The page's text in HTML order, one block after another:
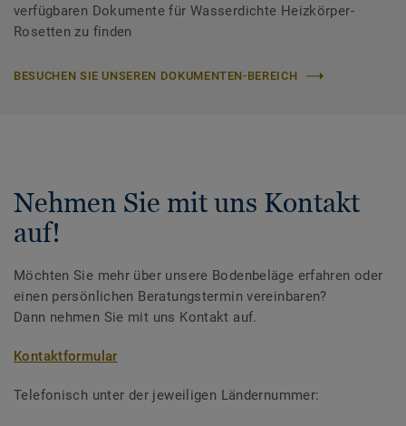
verfügbaren Dokumente für Wasserdichte Heizkörper-
Rosetten zu finden
BESUCHEN SIE UNSEREN DOKUMENTEN-BEREICH
Nehmen Sie mit uns Kontakt
auf!
Möchten Sie mehr über unsere Bodenbeläge erfahren oder
einen persönlichen Beratungstermin vereinbaren?
Dann nehmen Sie mit uns Kontakt auf.
Kontaktformular
Telefonisch unter der jeweiligen Ländernummer: